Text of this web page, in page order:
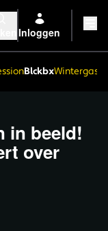
Inloggen
Blckbx
in beeld!
over